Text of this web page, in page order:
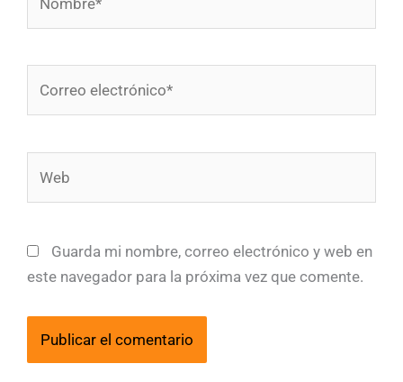
Guarda mi nombre, correo electrónico y web en
este navegador para la próxima vez que comente.